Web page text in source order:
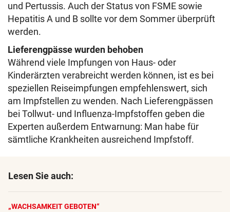
und Pertussis. Auch der Status von FSME sowie
Hepatitis A und B sollte vor dem Sommer überprüft
werden.
Lieferengpässe wurden behoben
Während viele Impfungen von Haus- oder
Kinderärzten verabreicht werden können, ist es bei
speziellen Reiseimpfungen empfehlenswert, sich
am Impfstellen zu wenden. Nach Lieferengpässen
bei Tollwut- und Influenza-Impfstoffen geben die
Experten außerdem Entwarnung: Man habe für
sämtliche Krankheiten ausreichend Impfstoff.
Lesen Sie auch:
„WACHSAMKEIT GEBOTEN“